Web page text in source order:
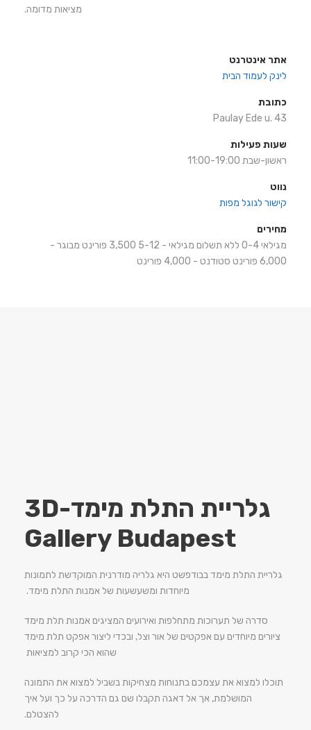
מציאות מדומה.
אתר אינטרנט
לינק לעמוד הבית
כתובת
Paulay Ede u. 43
שעות פעילות
ראשון-שבת 11:00-19:00
נווט
קישור לגוגל מפות
מחירים
מגילאי 0-4 ללא תשלום מגילאי - 5-12 3,500 פורינט מבוגר -
6,000 ‏פורינט סטודנט - 4,000 פורינט
גלריית התלת מימד-3D
Gallery Budapest
גלריית התלת מימד בבודפשט היא גלריה מודרנית המוקדשת לתמונות
מיוחדות ומשעשעות של אמנות התלת מימד.
סדרה של תערוכות מתחלפות ואירועים המציגים אמנות תלת מימד
ציורים מיוחדים עם אפקטים של אור וצל, ובכדי ליצור אפקט תלת מימד
שהוא הכי קרוב למציאות
תוכלו למצוא את עצמכם בתנוחות מצחיקות בשביל למצוא את התמונה
המושלמת, אך אל דאגה תקבלו שם גם הדרכה על כך ועל איך
להצטלם.